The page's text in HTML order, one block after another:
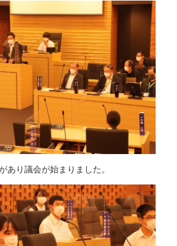
あり議会が始まりました。